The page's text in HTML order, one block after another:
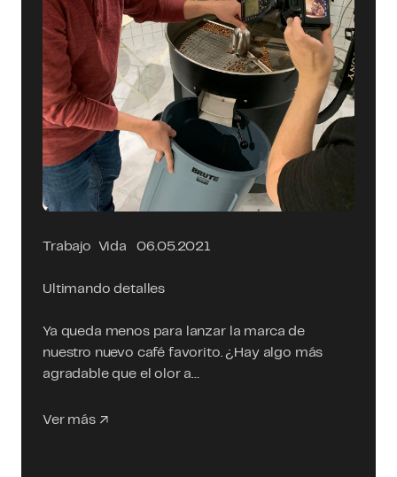
Trabajo Vida 06.05.2021
Ultimando detalles
Ya queda menos para lanzar la marca de
nuestro nuevo café favorito. ¿Hay algo más
agradable que el olor a…
Ver más